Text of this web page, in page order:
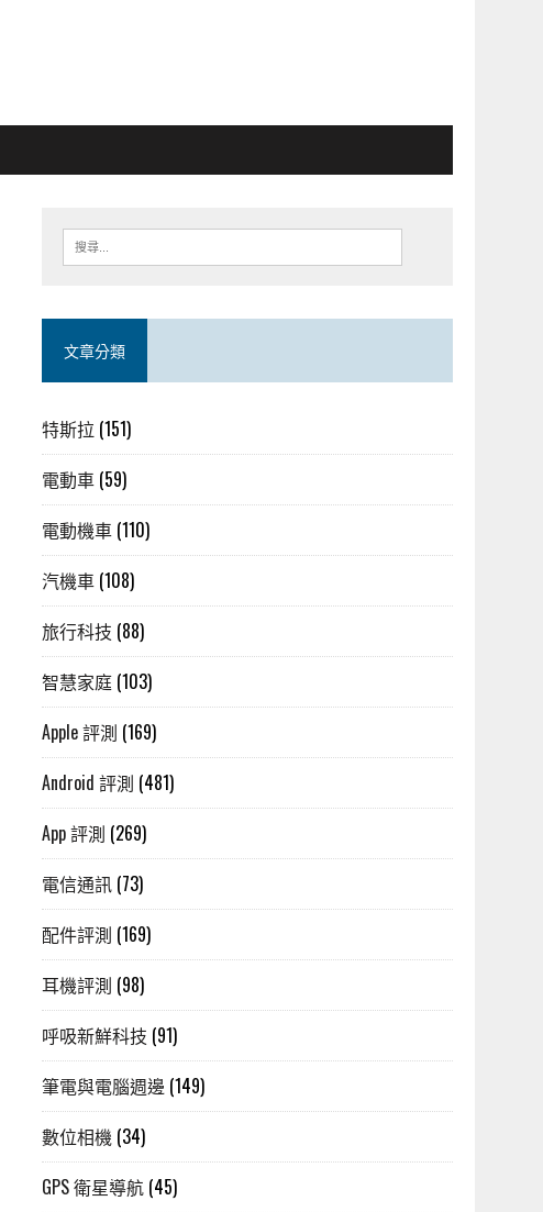
文章分類
特斯拉 (151)
電動車 (59)
電動機車 (110)
汽機車 (108)
旅行科技 (88)
智慧家庭 (103)
Apple 評測 (169)
Android 評測 (481)
App 評測 (269)
電信通訊 (73)
配件評測 (169)
耳機評測 (98)
呼吸新鮮科技 (91)
筆電與電腦週邊 (149)
數位相機 (34)
GPS 衛星導航 (45)